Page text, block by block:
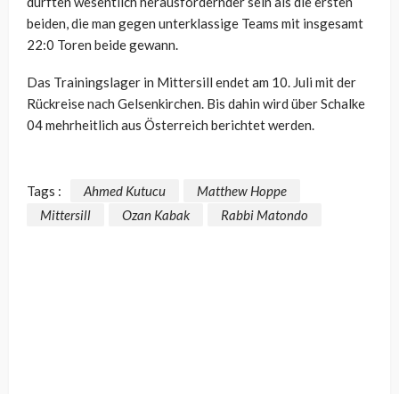
beiden, die man gegen unterklassige Teams mit insgesamt
22:0 Toren beide gewann.
Das Trainingslager in Mittersill endet am 10. Juli mit der
Rückreise nach Gelsenkirchen. Bis dahin wird über Schalke
04 mehrheitlich aus Österreich berichtet werden.
Tags : Ahmed Kutucu
Matthew Hoppe
Mittersill
Ozan Kabak Rabbi Matondo